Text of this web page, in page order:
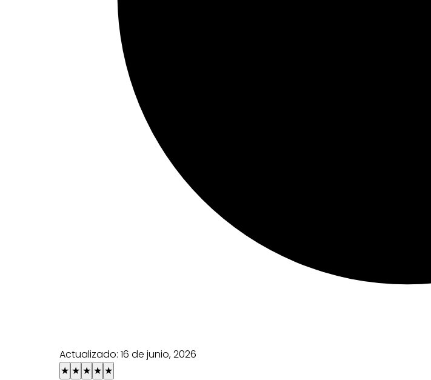
Actualizado: 16 de junio, 2026
★ ★ ★ ★ ★